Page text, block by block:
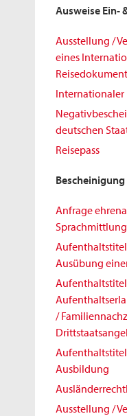
Ausweise Ein-
Ausstellung /
eines
Internationaler
deutschen
Reisepass
Anfrage
Ausübung
/
Ausbildung
Ausstellung /